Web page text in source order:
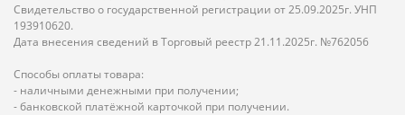
Свидетельство о государственной регистрации от 25.09.2025г. УНП
193910620.
Дата внесения сведений в Торговый реестр 21.11.2025г. №762056
Способы оплаты товара:
- наличными денежными при получении;
- банковской платёжной карточкой при получении.